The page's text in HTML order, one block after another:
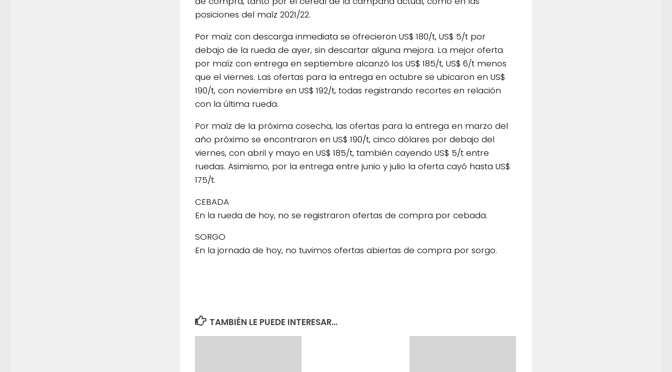
posiciones del maíz 2021/22.
Por maíz con descarga inmediata se ofrecieron US$ 180/t, US$ 5/t por
debajo de la rueda de ayer, sin descartar alguna mejora. La mejor oferta
por maíz con entrega en septiembre alcanzó los US$ 185/t, US$ 6/t menos
que el viernes. Las ofertas para la entrega en octubre se ubicaron en US$
190/t, con noviembre en US$ 192/t, todas registrando recortes en relación
con la última rueda.
Por maíz de la próxima cosecha, las ofertas para la entrega en marzo del
año próximo se encontraron en US$ 190/t, cinco dólares por debajo del
viernes, con abril y mayo en US$ 185/t, también cayendo US$ 5/t entre
ruedas. Asimismo, por la entrega entre junio y julio la oferta cayó hasta US$
175/t.
CEBADA
En la rueda de hoy, no se registraron ofertas de compra por cebada.
SORGO
En la jornada de hoy, no tuvimos ofertas abiertas de compra por sorgo.
TAMBIÉN LE PUEDE INTERESAR...